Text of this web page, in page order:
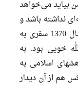
بیاید می‌خواهد
نداشته باشد و
مطالب در اختیارش باشد. تابستان سال 1370 سفری به
خویی بود. به
اسلامی به
هم از آن دیدار